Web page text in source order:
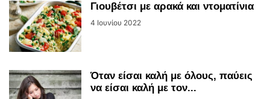
Γιουβέτσι με αρακά και ντοματίνια
4 Ιουνίου 2022
Όταν είσαι καλή με όλους, παύεις
να είσαι καλή με τον...